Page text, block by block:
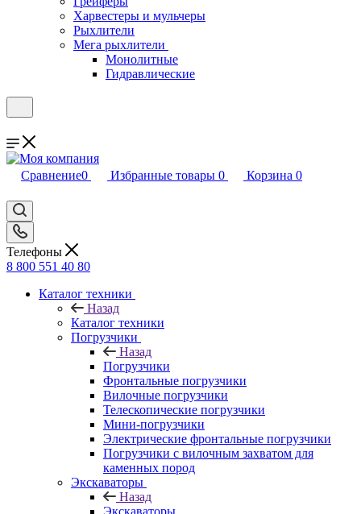
Харвестеры и мульчеры
Рыхлители
Мега рыхлители
Монолитные
Гидравлические
Сравнение0 Избранные товары 0 Корзина 0
Телефоны
8 800 551 40 80
Каталог техники
Назад
Каталог техники
Погрузчики
Назад
Погрузчики
Фронтальные погрузчики
Вилочные погрузчики
Телескопические погрузчики
Мини-погрузчики
Электрические фронтальные погрузчики
Погрузчики с вилочным захватом для
каменных пород
Экскаваторы
Назад
Экскаваторы